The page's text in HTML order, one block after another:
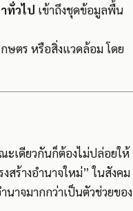
ทั่วไป เข้าถึงชุดข้อมูลพื้น
ษตร หรือสิ่งแวดล้อม โดย
ะเดียวกันก็ต้องไม่ปล่อยให้
สร้างอำนาจใหม่” ในสังคม
าจมากกว่าเป็นตัวช่วยของ